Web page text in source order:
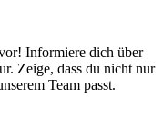
Informiere dich über
Zeige, dass du nicht nur
Team passt.